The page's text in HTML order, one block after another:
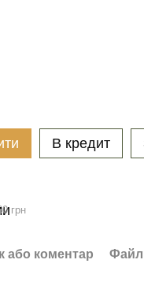
В кредит
грн
або коментар